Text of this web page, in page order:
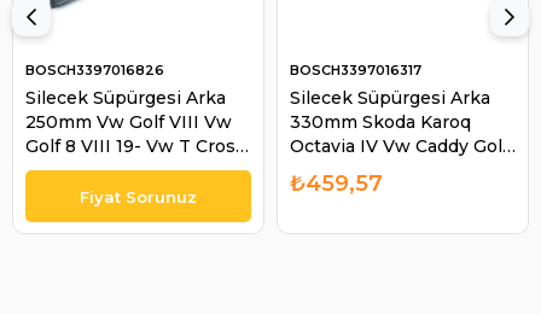
Silecek Süpürgesi Arka
250mm Vw Golf VIII Vw
Golf 8 VIII 19- Vw T Cross
23- Uzun Pimli | BOSCH
3397016826
BOSCH3397016826
Silecek Süpürgesi Arka
330mm Skoda Karoq
Octavia IV Vw Caddy Golf
T-roc | BOSCH
3397016317
BOSCH3397016317
₺459,57